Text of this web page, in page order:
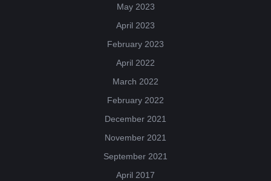
May 2023
April 2023
February 2023
April 2022
March 2022
February 2022
December 2021
November 2021
September 2021
April 2017